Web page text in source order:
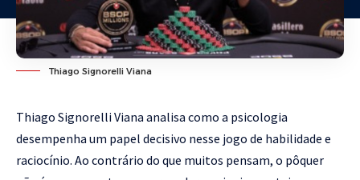
Thiago Signorelli Viana
Thiago Signorelli Viana analisa como a psicologia
desempenha um papel decisivo nesse jogo de habilidade e
raciocínio. Ao contrário do que muitos pensam, o pôquer